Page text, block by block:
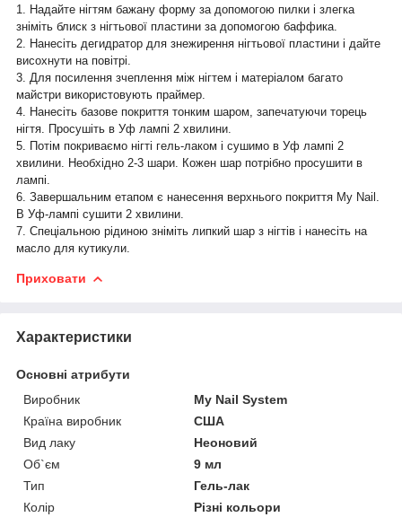
1. Надайте нігтям бажану форму за допомогою пилки і злегка
зніміть блиск з нігтьової пластини за допомогою баффика.
2. Нанесіть дегидратор для знежирення нігтьової пластини і дайте
висохнути на повітрі.
3. Для посилення зчеплення між нігтем і матеріалом багато
майстри використовують праймер.
4. Нанесіть базове покриття тонким шаром, запечатуючи торець
нігтя. Просушіть в Уф лампі 2 хвилини.
5. Потім покриваємо нігті гель-лаком і сушимо в Уф лампі 2
хвилини. Необхідно 2-3 шари. Кожен шар потрібно просушити в
лампі.
6. Завершальним етапом є нанесення верхнього покриття My Nail.
В Уф-лампі сушити 2 хвилини.
7. Спеціальною рідиною зніміть липкий шар з нігтів і нанесіть на
масло для кутикули.
Приховати
Характеристики
Основні атрибути
Виробник
My Nail System
Країна виробник
США
Вид лаку
Неоновий
Об`єм
9 мл
Тип
Гель-лак
Колір
Різні кольори